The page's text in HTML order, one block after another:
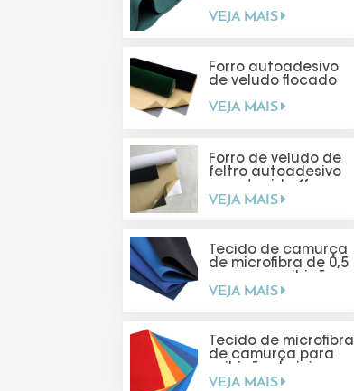
VEJA MAIS
Forro autoadesivo
de veludo flocado
VEJA MAIS
Forro de veludo de
feltro autoadesivo
você mesmo)
VEJA MAIS
Tecido de camurça
de microfibra de 0,5
de joias
VEJA MAIS
Tecido de microfibra
de camurça para
VEJA MAIS